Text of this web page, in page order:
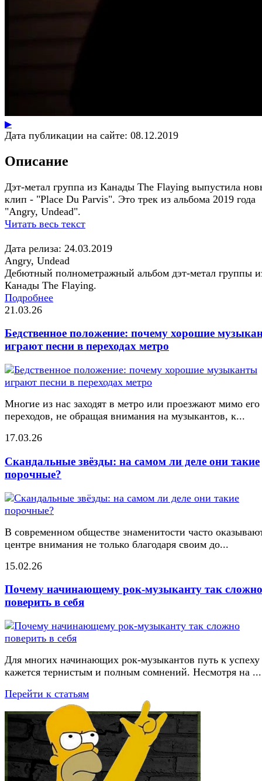
▶
Дата публикации на сайте: 08.12.2019
Описание
Дэт-метал группа из Канады The Flaying выпустила
клип - "Place Du Parvis". Это трек из альбома 2019 года
"Angry, Undead".
Читать весь текст
Дата релиза: 24.03.2019
Angry, Undead
Дебютный полнометражный альбом дэт-метал группы
Канады The Flaying.
Подробнее
21.03.26
Бедственное положение: почему хорошие
играют песни в переходах метро
Многие из нас заходят в метро или проезжают мимо его
переходов, не обращая внимания на музыкантов, к...
17.03.26
Скандальные звёзды: на самом ли деле они такие
порочные?
В современном обществе знаменитости часто
центре внимания не только благодаря своим до...
15.02.26
Почему начинающему рок-музыканту так сложно
поверить в себя
Для многих начинающих рок-музыкантов путь к успеху
кажется тернистым и полным сомнений. Несмотря на ...
Перейти к статьям